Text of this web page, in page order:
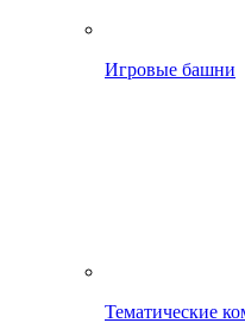
Игровые башни
Тематические